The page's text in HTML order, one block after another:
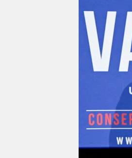
wahrheit
verlag
verlag
fragen & hilfe